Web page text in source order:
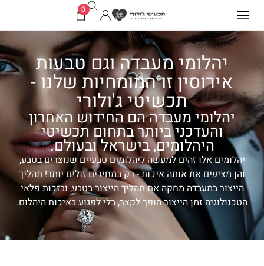
0
יהלומי מעבדה וגם טבעות
אירוסין זו המומחיות שלנו -
תכשיטי ג'ולורי
יהלומי מעבדה הם החידוש האחרון
והעדכני ביותר בתחום תכשיטי
היהלומים, בישראל ובעולם.
יהלומים אלו זהים למעשה ליהלומים טבעיים שנוצרים בטבע,
והן מציעים את אותה איכות - רק במחירים זולים יותר! תהליך
הייצור במעבדה מחקה את תהליך הייצור בטבע, ובזכות פלאי
הטכנולוגיה זמן הייצור הופך לקצר, בלי לפגוע באיכות היהלום.